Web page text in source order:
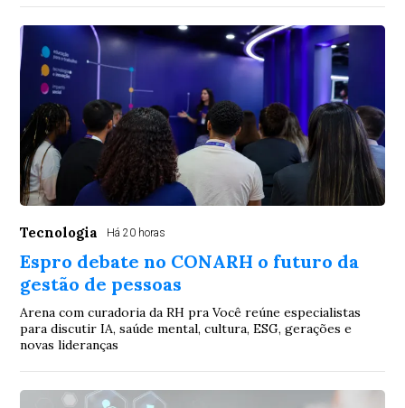
Tecnologia Há 20 horas
Espro debate no CONARH o futuro da
gestão de pessoas
Arena com curadoria da RH pra Você reúne especialistas
para discutir IA, saúde mental, cultura, ESG, gerações e
novas lideranças